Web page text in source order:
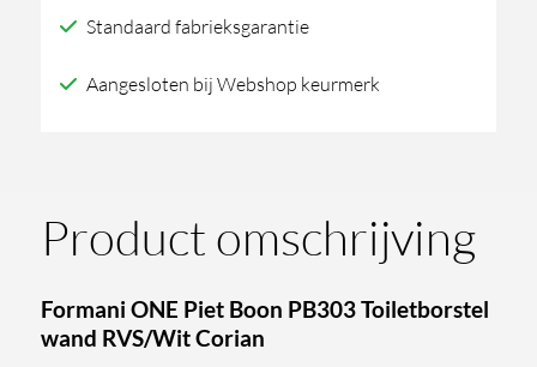
Corian
Standaard fabrieksgarantie
Aangesloten bij Webshop keurmerk
Product omschrijving
Formani ONE Piet Boon PB303 Toiletborstel
wand RVS/Wit Corian